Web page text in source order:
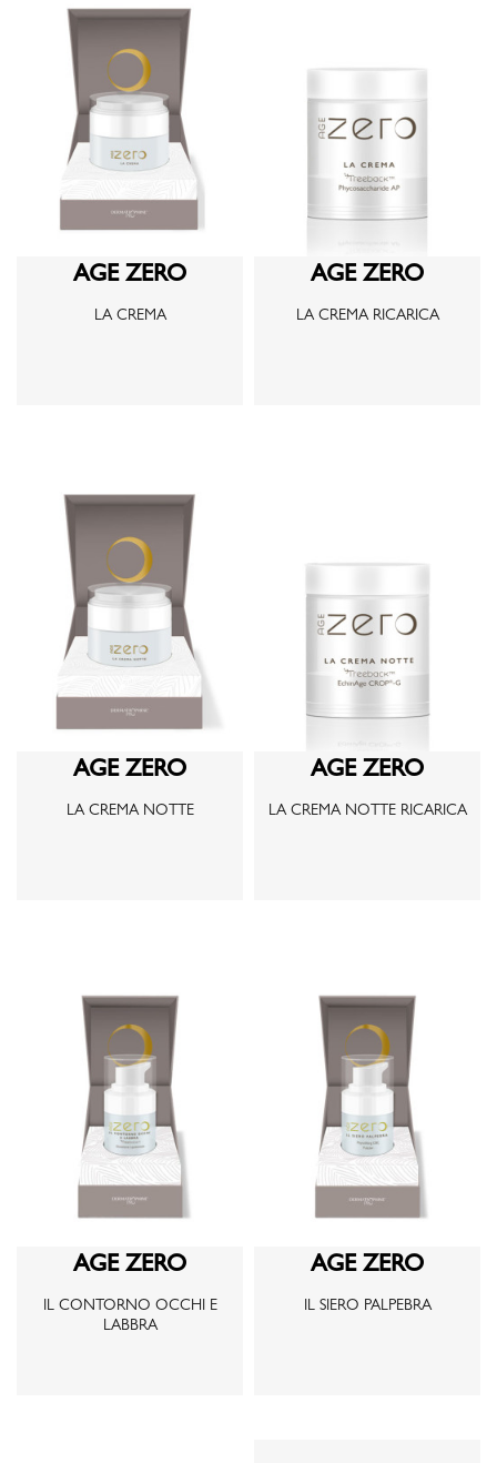
AGE ZERO
LA CREMA
AGE ZERO
LA CREMA RICARICA
AGE ZERO
LA CREMA NOTTE
AGE ZERO
LA CREMA NOTTE RICARICA
AGE ZERO
IL CONTORNO OCCHI E
LABBRA
AGE ZERO
IL SIERO PALPEBRA